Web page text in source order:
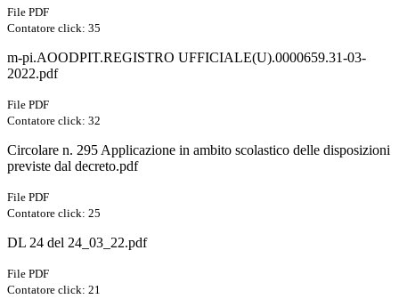
File PDF
Contatore click: 35
m-pi.AOODPIT.REGISTRO UFFICIALE(U).0000659.31-03-
2022.pdf
File PDF
Contatore click: 32
Circolare n. 295 Applicazione in ambito scolastico delle disposizioni
previste dal decreto.pdf
File PDF
Contatore click: 25
DL 24 del 24_03_22.pdf
File PDF
Contatore click: 21